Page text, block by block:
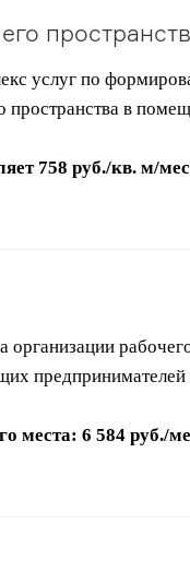
услуг по
пространства в
758 руб./кв. м/мес
предпринимателей
места: 6 584 руб./